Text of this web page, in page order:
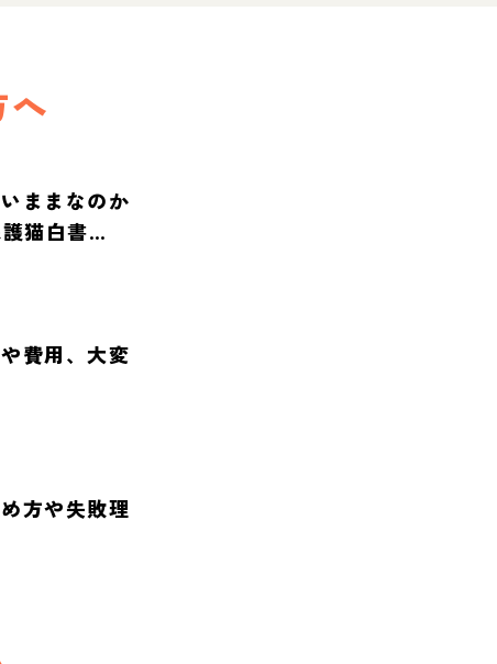
ままなのか
猫白書
費用、大変
方や失敗理